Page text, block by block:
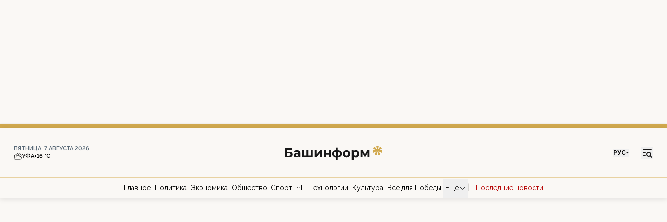
ПЯТНИЦА, 7 АВГУСТА 2026
УФА+16 °С РУС
Главное Политика Экономика Общество Спорт ЧП Технологии Культура Всё для Победы Ещё Последние новости